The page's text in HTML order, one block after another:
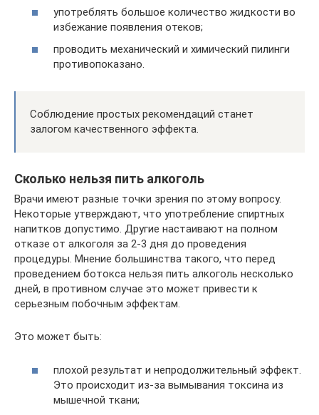
употреблять большое количество жидкости во
избежание появления отеков;
проводить механический и химический пилинги
противопоказано.
Соблюдение простых рекомендаций станет
залогом качественного эффекта.
Сколько нельзя пить алкоголь
Врачи имеют разные точки зрения по этому вопросу.
Некоторые утверждают, что употребление спиртных
напитков допустимо. Другие настаивают на полном
отказе от алкоголя за 2-3 дня до проведения
процедуры. Мнение большинства такого, что перед
проведением ботокса нельзя пить алкоголь несколько
дней, в противном случае это может привести к
серьезным побочным эффектам.
Это может быть:
плохой результат и непродолжительный эффект.
Это происходит из-за вымывания токсина из
мышечной ткани;